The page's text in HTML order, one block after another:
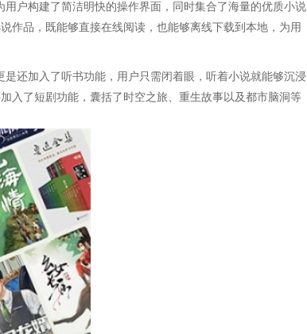
户构建了简洁明快的操作界面，同时集合了海量的优质小说
作品，既能够直接在线阅读，也能够离线下载到本地，为用
还加入了听书功能，用户只需闭着眼，听着小说就能够沉浸
入了短剧功能，囊括了时空之旅、重生故事以及都市脑洞等